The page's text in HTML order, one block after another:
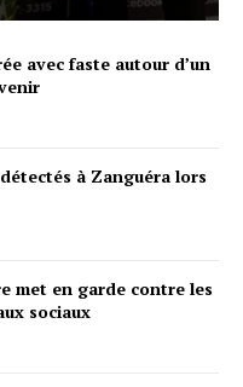
avec faste autour d’un
à Zanguéra lors
met en garde contre les
sociaux